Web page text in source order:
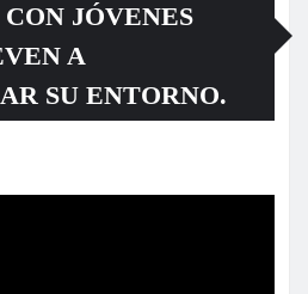
JÓVENES
A
SU ENTORNO.